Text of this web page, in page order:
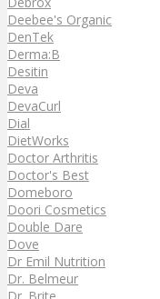
Deebee's Organic
DenTek
Derma:B
Desitin
Deva
DevaCurl
Dial
DietWorks
Doctor Arthritis
Doctor's Best
Domeboro
Doori Cosmetics
Double Dare
Dove
Dr Emil Nutrition
Dr. Belmeur